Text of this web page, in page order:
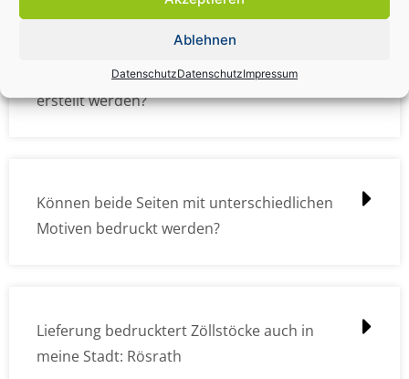
Ablehnen
DatenschutzDatenschutzImpressum
Wie müssen die Druckdateien angelegt /
erstellt werden?
Können beide Seiten mit unterschiedlichen
Motiven bedruckt werden?
Lieferung bedrucktert Zöllstöcke auch in
meine Stadt: Rösrath